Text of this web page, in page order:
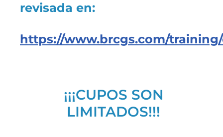
revisada en:
https://www.brcgs.com/
¡¡¡CUPOS SON
LIMITADOS!!!